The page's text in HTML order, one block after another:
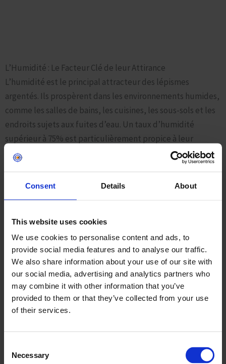
Consent Details About
This website uses cookies
We use cookies to personalise content and ads, to
provide social media features and to analyse our traffic.
We also share information about your use of our site with
our social media, advertising and analytics partners who
may combine it with other information that you’ve
provided to them or that they’ve collected from your use
of their services.
Selection
Necessary
L’Humidité : Le Facteur Clé de leur Attirance
L’humidité est le principal attracteur des lépismes
argentés. Ils prospèrent dans les environnements humides,
comme les salles de bains, les cuisines, les sous-sols et les
endroits sujets aux fuites d’eau. Un taux d’humidité
supérieur à 75% est particulièrement propice à leur
développement. Par exemple, une fuite d’eau non réparée
dans une salle de bain peut créer un environnement idéal
pour leur prolifération. L’utilisation d’un hygromètre
La Chaleur : Un Confort pour leur Développement
Bien qu’ils tolèrent des températures plus fraîches, les
poissons d’argent préfèrent les environnements chauds,
entre 22 et 27°C. C’est pourquoi on les retrouve souvent
près des appareils électroménagers produisant de la
chaleur. Un chauffe-eau, un four ou même un réfrigérateur
lépismes est optimale à 25°C.